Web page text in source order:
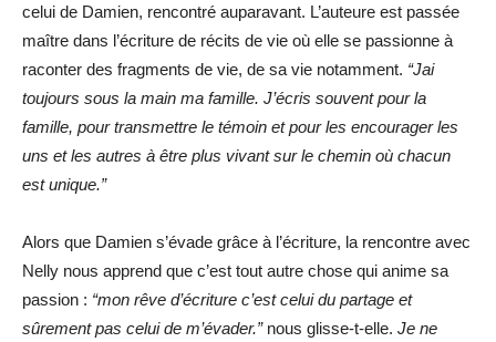
celui de Damien, rencontré auparavant. L’auteure est passée
maître dans l’écriture de récits de vie où elle se passionne à
raconter des fragments de vie, de sa vie notamment. “Jai
toujours sous la main ma famille. J’écris souvent pour la
famille, pour transmettre le témoin et pour les encourager les
uns et les autres à être plus vivant sur le chemin où chacun
est unique.”
Alors que Damien s’évade grâce à l’écriture, la rencontre avec
Nelly nous apprend que c’est tout autre chose qui anime sa
passion : “mon rêve d’écriture c’est celui du partage et
sûrement pas celui de m’évader.” nous glisse-t-elle. Je ne